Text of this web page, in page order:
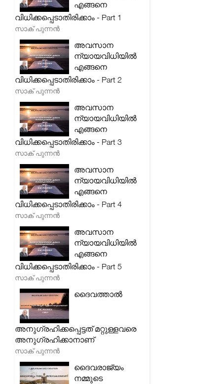
എങ്ങനെ
വിധിക്കപ്പെടാതിരിക്കാം - Part 1
സാക് പുന്നൻ
അവസാന
ന്യായവിധിയിൽ
എങ്ങനെ
വിധിക്കപ്പെടാതിരിക്കാം - Part 2
സാക് പുന്നൻ
അവസാന
ന്യായവിധിയിൽ
എങ്ങനെ
വിധിക്കപ്പെടാതിരിക്കാം - Part 3
സാക് പുന്നൻ
അവസാന
ന്യായവിധിയിൽ
എങ്ങനെ
വിധിക്കപ്പെടാതിരിക്കാം - Part 4
സാക് പുന്നൻ
അവസാന
ന്യായവിധിയിൽ
എങ്ങനെ
വിധിക്കപ്പെടാതിരിക്കാം - Part 5
സാക് പുന്നൻ
ദൈവത്താൽ
അനുഗ്രഹിക്കപ്പെട്ടത് മറ്റുള്ളവരെ
അനുഗ്രഹിക്കാനാണ്
സാക് പുന്നൻ
ദൈവരാജ്യം
നമ്മുടെ